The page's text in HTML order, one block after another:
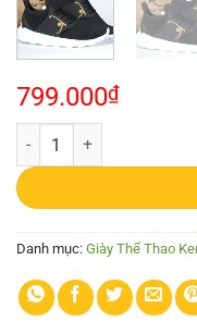
799.000₫
Giầy thể thao nam cao
Danh mục: Giày Thể Thao